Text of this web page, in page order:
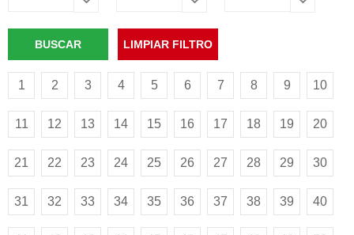
1 2 3 4 5 6 7 8 9 10
11 12 13 14 15 16 17 18 19 20
21 22 23 24 25 26 27 28 29 30
31 32 33 34 35 36 37 38 39 40